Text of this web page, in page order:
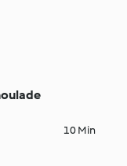
10 Min